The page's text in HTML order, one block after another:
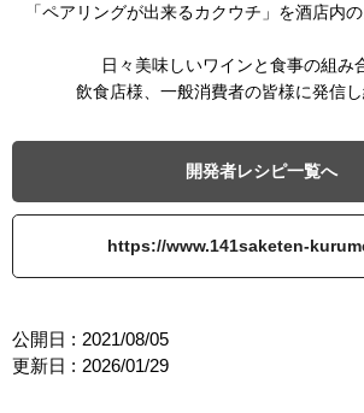
「ペアリングが出来るカクウチ」を酒店内
日々美味しいワインと食事の組み
飲食店様、一般消費者の皆様に発信し
開発者レシピ一覧へ
https://www.141saketen-
公開日 : 2021/08/05
更新日 : 2026/01/29